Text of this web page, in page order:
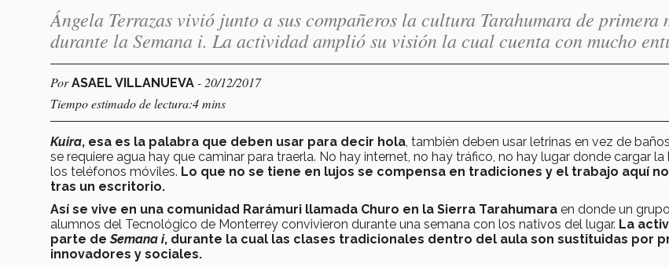
Ángela Terrazas vivió junto a sus compañeros la cultura Tarahumara de primera
durante la Semana i. La actividad amplió su visión la cual cuenta con mucho
PorASAEL VILLANUEVA - 20/12/2017
Tiempo estimado de lectura:4 mins
Kuira, esa es la palabra que deben usar para decir hola , también deben usar letrinas en vez de
se requiere agua hay que caminar para traerla. No hay internet, no hay tráfico, no hay lugar donde cargar la
los teléfonos móviles. Lo que no se tiene en lujos se compensa en tradiciones y el trabajo aquí
tras un escritorio.
Así se vive en una comunidad Rarámuri llamada Churo en la Sierra Tarahumara en donde un
alumnos del Tecnológico de Monterrey convivieron durante una semana con los nativos del lugar. La
parte deSemana i, durante la cual las clases tradicionales dentro del aula son sustituidas por
innovadores y sociales.